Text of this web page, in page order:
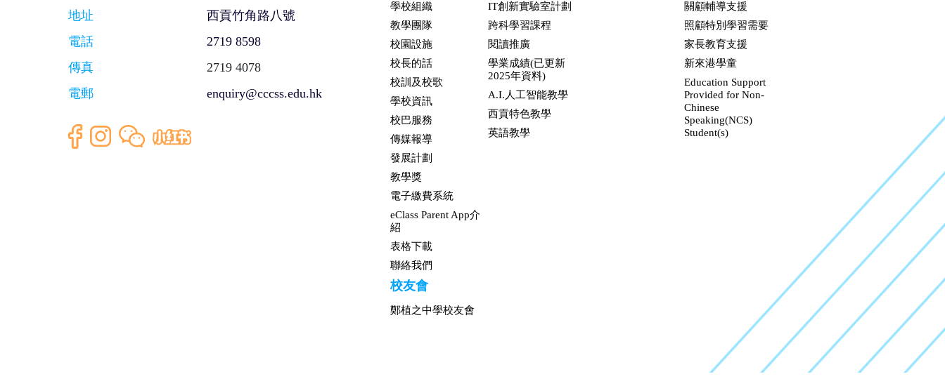
地址
西貢竹角路八號
電話
2719 8598
傳真
2719 4078
電郵
enquiry@cccss.edu.hk
學校組織
教學團隊
校園設施
校長的話
校訓及校歌
學校資訊
校巴服務
傳媒報導
發展計劃
教學獎
電子繳費系統
eClass Parent App介
紹
表格下載
聯絡我們
IT創新實驗室計劃
跨科學習課程
閱讀推廣
學業成績(已更新
2025年資料)
A.I.人工智能教學
西貢特色教學
英語教學
關顧輔導支援
照顧特別學習需要
家長教育支援
新來港學童
Education Support
Provided for Non-
Chinese
Speaking(NCS)
Student(s)
校友會
鄭植之中學校友會